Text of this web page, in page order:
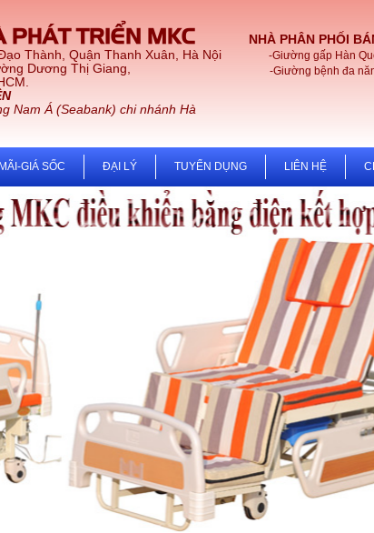
PHÁT TRIỂN MKC
Thành, Quận Thanh Xuân, Hà Nội
Dương Thị Giang,
Nam Á (Seabank) chi nhánh Hà
NHÀ PHÂN PHỐI
-Giường gấp Hàn
-Giường bệnh đa
GIÁ SỐC ĐẠI LÝ TUYỂN DỤNG LIÊN HỆ